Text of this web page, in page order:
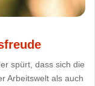
spürt, dass sich die
Arbeitswelt als auch